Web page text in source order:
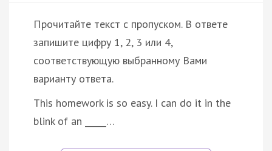
Прочитайте текст с пропуском. В ответе
запишите цифру 1, 2, 3 или 4,
соответствующую выбранному Вами
варианту ответа.
This homework is so easy. I can do it in the
blink of an _____…